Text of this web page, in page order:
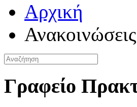
Αρχική
Ανακοινώσεις
Γραφείο